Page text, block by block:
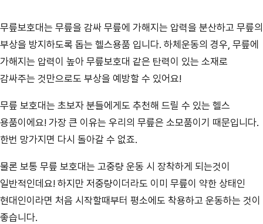
무릎보호대는 무릎을 감싸 무릎에 가해지는 압력을 분산하고 무릎의
부상을 방지하도록 돕는 헬스용품 입니다. 하체운동의 경우, 무릎에
가해지는 압력이 높아 무릎보호대 같은 탄력이 있는 소재로
감싸주는 것만으로도 부상을 예방할 수 있어요!
무릎 보호대는 초보자 분들에게도 추천해 드릴 수 있는 헬스
용품이에요! 가장 큰 이유는 우리의 무릎은 소모품이기 때문입니다.
한번 망가지면 다시 돌아갈 수 없죠.
물론 보통 무릎 보호대는 고중량 운동 시 장착하게 되는것이
일반적인데요! 하지만 저중량이더라도 이미 무릎이 약한 상태인
현대인이라면 처음 시작할때부터 평소에도 착용하고 운동하는 것이
좋습니다.